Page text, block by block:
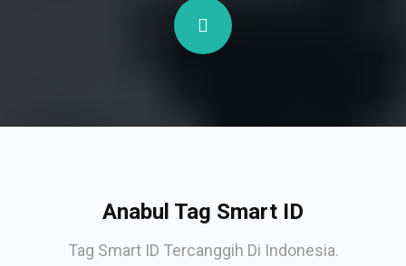
Anabul Tag Smart ID
Tag Smart ID Tercanggih Di Indonesia.